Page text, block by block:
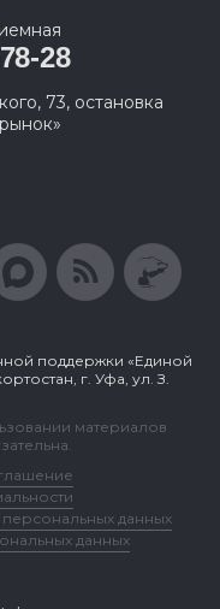
28
73, остановка
поддержки «Единой
г. Уфа, ул. З.
материалов
данных
данных